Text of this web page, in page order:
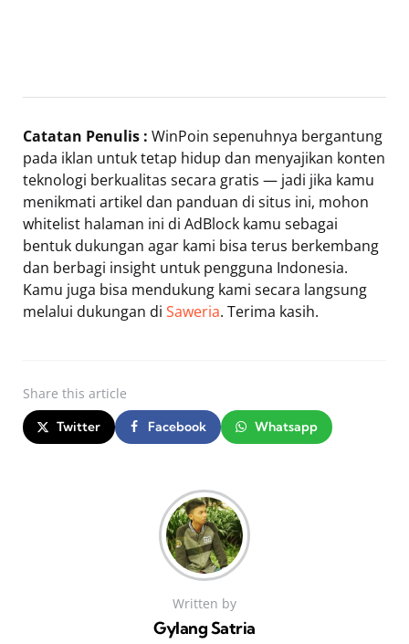
Catatan Penulis : WinPoin sepenuhnya bergantung
pada iklan untuk tetap hidup dan menyajikan konten
teknologi berkualitas secara gratis — jadi jika kamu
menikmati artikel dan panduan di situs ini, mohon
whitelist halaman ini di AdBlock kamu sebagai
bentuk dukungan agar kami bisa terus berkembang
dan berbagi insight untuk pengguna Indonesia.
Kamu juga bisa mendukung kami secara langsung
melalui dukungan di Saweria. Terima kasih.
Share this article
Twitter Facebook Whatsapp
Written by
Gylang Satria